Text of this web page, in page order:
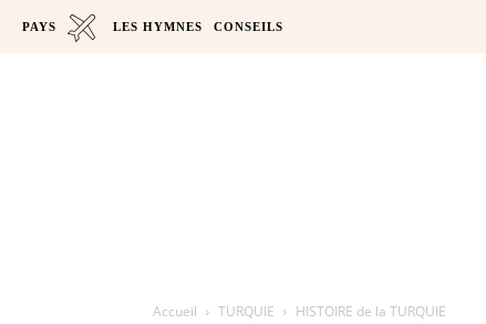
PAYS LES HYMNES CONSEILS
Accueil TURQUIE HISTOIRE de la TURQUIE